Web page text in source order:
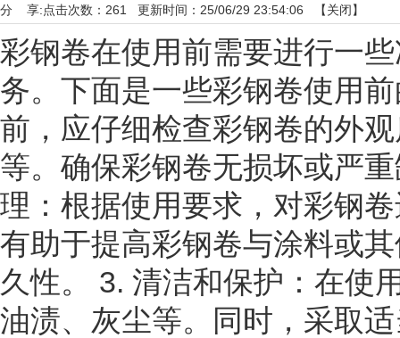
点击次数： 261 更新时间：25/06/29 23:54:06 【关闭】
分 享:
彩钢卷在使用前需要进行一
务。下面是一些彩钢卷使用
前，应仔细检查彩钢卷的外
等。确保彩钢卷无损坏或严
理：根据使用要求，对彩钢
有助于提高彩钢卷与涂料或
久性。 3. 清洁和保护：在使
油渍、灰尘等。同时，采取